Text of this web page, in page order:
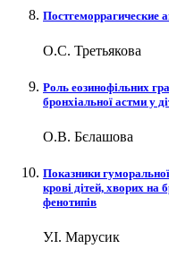
Постгеморрагические
О.С. Третьякова
Роль еозинофільних
бронхіальної астми у
О.В. Бєлашова
Показники
крові дітей, хворих на
фенотипів
У.І. Марусик